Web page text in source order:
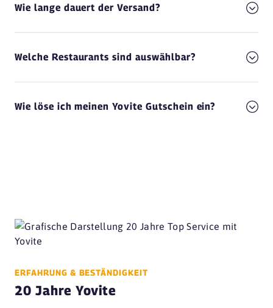
Wie lange dauert der Versand?
Welche Restaurants sind auswählbar?
Wie löse ich meinen Yovite Gutschein ein?
ERFAHRUNG & BESTÄNDIGKEIT
20 Jahre Yovite